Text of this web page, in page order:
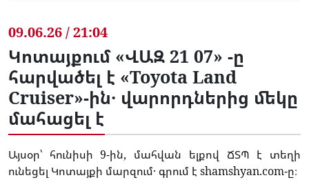
09.06.26 / 21:04
Կոտայքում «ՎԱԶ 21 07» -ը
հարվածել է «Toyota Land
Cruiser»-ին․ վարորդներից մեկը
մահացել է
Այսօր՝ հունիսի 9-ին, մահվան ելքով ՃՏՊ է տեղի
ունեցել Կոտայքի մարզում․ գրում է shamshyan.com-ը։